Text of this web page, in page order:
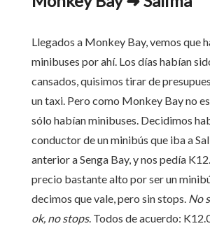
Llegados a Monkey Bay, vemos que
minibuses por ahí. Los días habían
cansados, quisimos tirar de
un taxi. Pero como Monkey Bay no
sólo habían minibuses. Decidimos
conductor de un minibús que iba a
anterior a Senga Bay, y nos pedía
precio bastante alto por ser un
decimos que vale, pero sin stops. No
ok, no stops. Todos de acuerdo: